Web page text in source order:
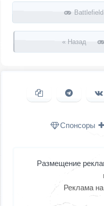
Запись навигация
« Назад
Копировать
Спонсоры
Размещение
Реклама